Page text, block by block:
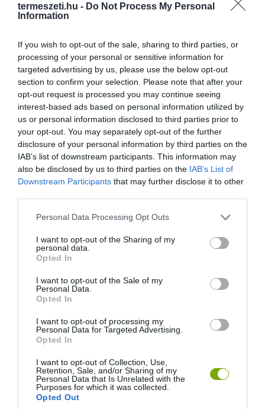
termeszeti.hu - Do Not Process My Personal
Information
If you wish to opt-out of the sale, sharing to third parties, or
processing of your personal or sensitive information for
targeted advertising by us, please use the below opt-out
section to confirm your selection. Please note that after your
opt-out request is processed you may continue seeing
interest-based ads based on personal information utilized by
us or personal information disclosed to third parties prior to
your opt-out. You may separately opt-out of the further
disclosure of your personal information by third parties on the
IAB’s list of downstream participants. This information may
also be disclosed by us to third parties on the IAB’s List of
Downstream Participants that may further disclose it to other
Please note that this website/app uses one or more Google
not limited to your visit or usage behaviour. You may click to
grant or deny consent to Google and its third-party tags to
use your data for below specified purposes in below Google
consent section.
Personal Data Processing Opt Outs
I want to opt-out of the Sharing of my
personal data.
Opted In
I want to opt-out of the Sale of my
Personal Data.
Opted In
I want to opt-out of processing my
Personal Data for Targeted Advertising.
Opted In
I want to opt-out of Collection, Use,
Retention, Sale, and/or Sharing of my
Personal Data that Is Unrelated with the
Purposes for which it was collected.
Opted Out
Fotó: hgtv.com
Meseszép látványt nyújt a sok
úszógyertyának álcázott alma egy
hatalmas dézsában.